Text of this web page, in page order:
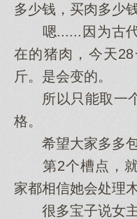
多少钱，买肉多少
嗯......因为古代
在的猪肉，今天
斤。是会变的。
所以只能取一个
格。
希望大家多多包
第2个槽点，就
家都相信她会处理
很多宝子说女主